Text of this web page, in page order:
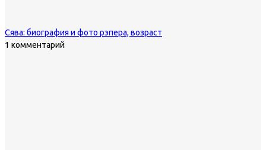
Сява: биография и фото рэпера, возраст
1 комментарий